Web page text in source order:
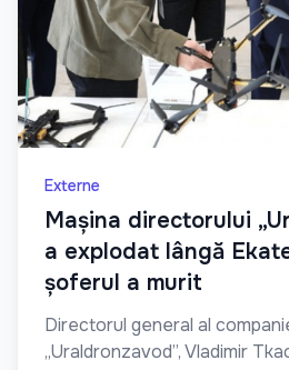
Externe
Mașina directorului
a explodat lângă
șoferul a murit
Directorul general al
„Uraldronzavod”, Vladimir